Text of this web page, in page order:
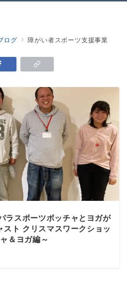
ログ 障がい者スポーツ支援事業
ラスポーツボッチャとヨガが
ト クリスマスワークショッ
＆ヨガ編～